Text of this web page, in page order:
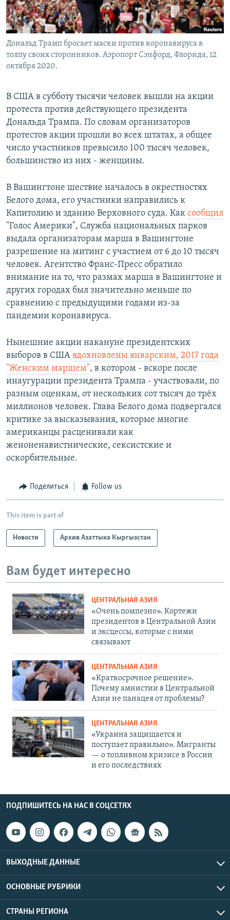
Дональд Трамп бросает маски против коронавируса в
толпу своих сторонников. Аэропорт Сэнфорд, Флорида, 12
октября 2020.
В США в субботу тысячи человек вышли на акции
протеста против действующего президента
Дональда Трампа. По словам организаторов
протестов акции прошли во всех штатах, а общее
число участников превысило 100 тысяч человек,
большинство из них - женщины.
В Вашингтоне шествие началось в окрестностях
Белого дома, его участники направились к
Капитолию и зданию Верховного суда. Как сообщил
"Голос Америки", Служба национальных парков
выдала организаторам марша в Вашингтоне
разрешение на митинг с участием от 6 до 10 тысяч
человек. Агентство Франс-Пресс обратило
внимание на то, что размах марша в Вашингтоне и
других городах был значительно меньше по
сравнению с предыдущими годами из-за
пандемии коронавируса.
Нынешние акции накануне президентских
выборов в США вдохновлены январским, 2017 года
"Женским маршем", в котором - вскоре после
инаугурации президента Трампа - участвовали, по
разным оценкам, от нескольких сот тысяч до трёх
миллионов человек. Глава Белого дома подвергался
критике за высказывания, которые многие
американцы расценивали как
женоненавистнические, сексистские и
оскорбительные.
Поделиться Follow us
This item is part of
Новости Архив Азаттыка Кыргызстан
Вам будет интересно
ЦЕНТРАЛЬНАЯ АЗИЯ
«Очень помпезно». Кортежи
президентов в Центральной Азии
и эксцессы, которые с ними
связывают
ЦЕНТРАЛЬНАЯ АЗИЯ
«Краткосрочное решение».
Почему амнистии в Центральной
Азии не панацея от проблемы?
ЦЕНТРАЛЬНАЯ АЗИЯ
«Украина защищается и
поступает правильно». Мигранты
— о топливном кризисе в России
и его последствиях
ПОДПИШИТЕСЬ НА НАС В СОЦСЕТЯХ
ВЫХОДНЫЕ ДАННЫЕ
ОСНОВНЫЕ РУБРИКИ
СТРАНЫ РЕГИОНА